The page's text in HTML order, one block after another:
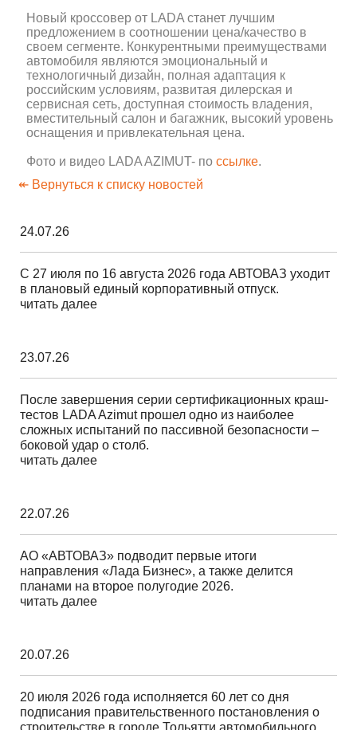
Новый кроссовер от LADA станет лучшим
предложением в соотношении цена/качество в
своем сегменте. Конкурентными преимуществами
автомобиля являются эмоциональный и
технологичный дизайн, полная адаптация к
российским условиям, развитая дилерская и
сервисная сеть, доступная стоимость владения,
вместительный салон и багажник, высокий уровень
оснащения и привлекательная цена.
Фото и видео LADA AZIMUT- поссылке.
↞ Вернуться к списку новостей
24.07.26
С 27 июля по 16 августа 2026 года АВТОВАЗ уходит
в плановый единый корпоративный отпуск.
читать далее
23.07.26
После завершения серии сертификационных краш-
тестов LADA Azimut прошел одно из наиболее
сложных испытаний по пассивной безопасности –
боковой удар о столб.
читать далее
22.07.26
АО «АВТОВАЗ» подводит первые итоги
направления «Лада Бизнес», а также делится
планами на второе полугодие 2026.
читать далее
20.07.26
20 июля 2026 года исполняется 60 лет со дня
подписания правительственного постановления о
строительстве в городе Тольятти автомобильного